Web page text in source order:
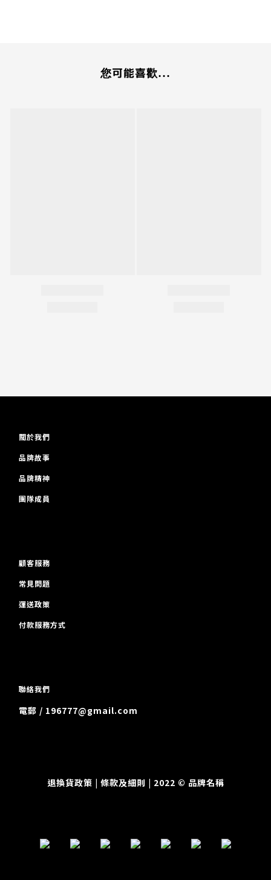
您可能喜歡...
關於我們
品牌故事
品牌精神
團隊成員
顧客服務
常見問題
運送政策
付款服務方式
聯絡我們
電郵 / 196777@gmail.com
退換貨政策 | 條款及細則 | 2022 © 品牌名稱